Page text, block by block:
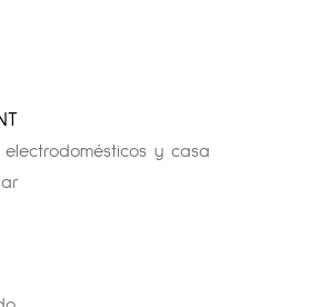
electrodomésticos y casa